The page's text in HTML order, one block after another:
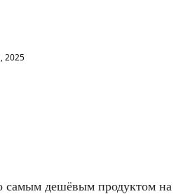
2025
самым дешёвым продуктом на